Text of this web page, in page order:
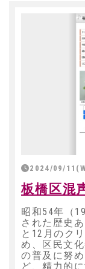
2024/09/
板橋区混
昭和54年（
された歴史
と12月のク
め、区民文
の普及に努
ど、精力的